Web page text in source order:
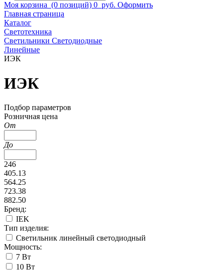
Моя корзина (0 позиций) 0 руб. Оформить
Главная страница
Каталог
Светотехника
Светильники Светодиодные
Линейные
ИЭК
ИЭК
Подбор параметров
Розничная цена
От
До
246
405.13
564.25
723.38
882.50
Бренд:
IEK
Тип изделия:
Светильник линейный светодиодный
Мощность:
7 Вт
10 Вт